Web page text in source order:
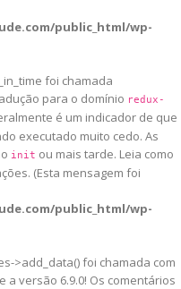
public_html/wp-
foi chamada
para o domínio redux-
é um indicador de que
executado muito cedo. As
init ou mais tarde. Leia como
(Esta mensagem foi
public_html/wp-
>add_data() foi chamada com
a versão 6.9.0! Os comentários